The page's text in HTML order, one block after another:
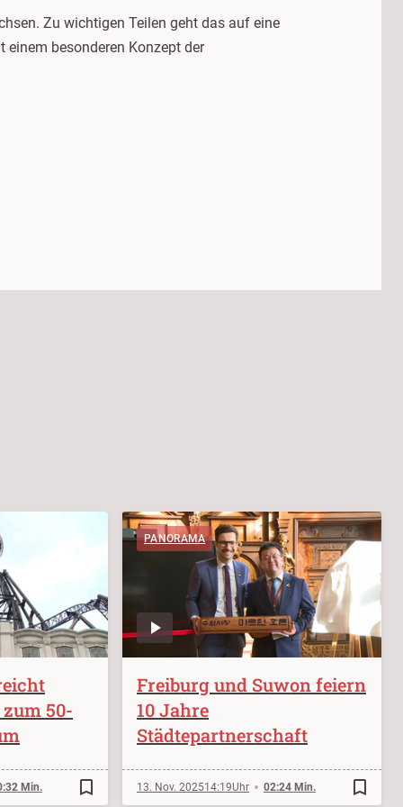
Zu wichtigen Teilen geht das auf eine
besonderen Konzept der
50-
Min. bookmark_border
PANORAMA
Freiburg und Suwon feiern
10 Jahre
Städtepartnerschaft
13. Nov. 202514:19 02:24 Min. bookmark_border